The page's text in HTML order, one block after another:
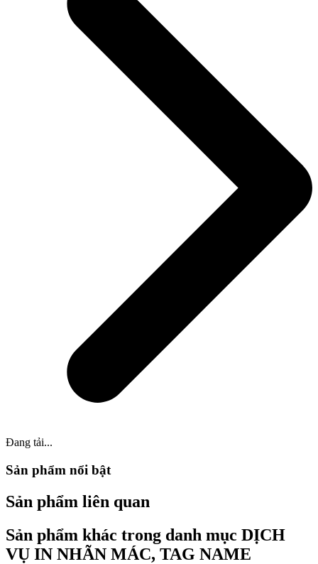
Đang tải...
Sản phẩm nổi bật
Sản phẩm liên quan
Sản phẩm khác trong danh mục DỊCH
VỤ IN NHÃN MÁC, TAG NAME